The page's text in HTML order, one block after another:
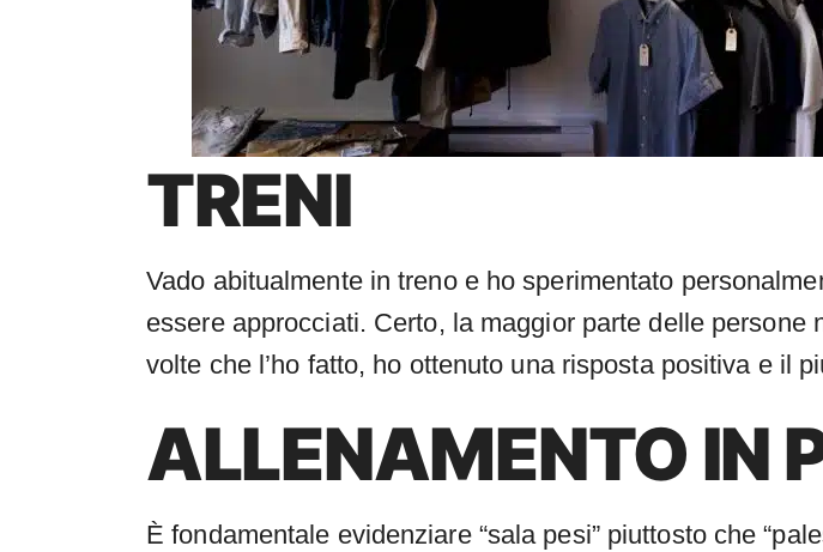
TRENI
Vado abitualmente in treno e ho sperimentato
essere approcciati. Certo, la maggior parte delle
volte che l’ho fatto, ho ottenuto una risposta positiva e il
ALLENAMENTO IN
È fondamentale evidenziare “sala pesi” piuttosto che